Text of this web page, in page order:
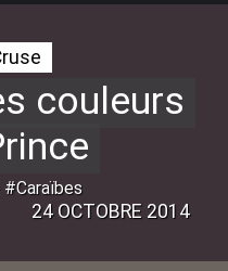
couleurs
24 OCTOBRE 2014